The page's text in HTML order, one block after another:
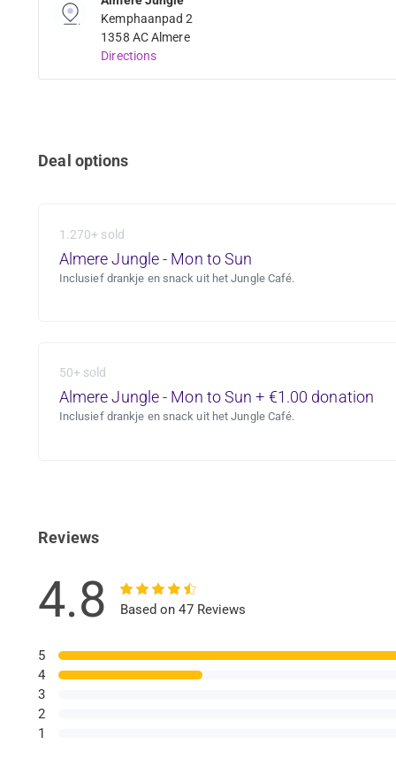
Kemphaanpad 2
1358 AC Almere
Directions
Deal options
1.270+ sold
Almere Jungle - Mon to Sun
Inclusief drankje en snack uit het Jungle Café.
50+ sold
Almere Jungle - Mon to Sun + €1.00 donation
Inclusief drankje en snack uit het Jungle Café.
Reviews
4.8 Based on 47 Reviews
5
4
3
2
1